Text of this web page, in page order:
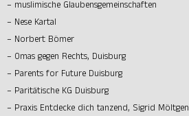
– muslimische Glaubensgemeinschaften
– Nese Kartal
– Norbert Bömer
– Omas gegen Rechts, Duisburg
– Parents for Future Duisburg
– Paritätische KG Duisburg
– Praxis Entdecke dich tanzend, Sigrid Möltgen